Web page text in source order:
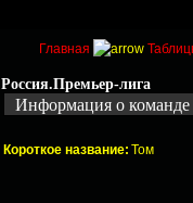
Главная
Россия.Премьер-лига
Информация о
Короткое название: Том